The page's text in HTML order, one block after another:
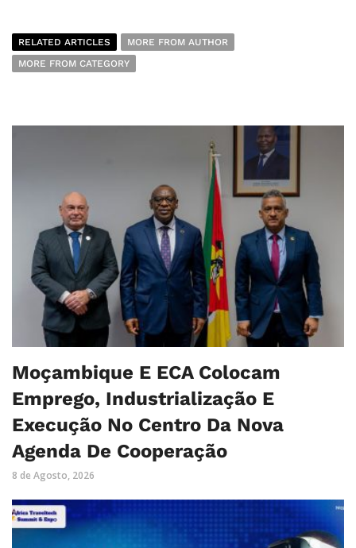
RELATED ARTICLES
MORE FROM AUTHOR
MORE FROM CATEGORY
Moçambique E ECA Colocam
Emprego, Industrialização E
Execução No Centro Da Nova
Agenda De Cooperação
8 de Agosto, 2026